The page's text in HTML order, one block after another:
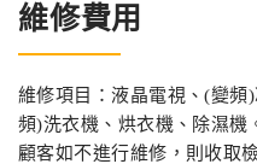
維修費用
維修項目：液晶電視、(變頻
頻)洗衣機、烘衣機、除濕機
顧客如不進行維修，則收取